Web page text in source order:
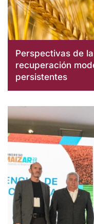
Perspectivas de
recuperación
persistentes